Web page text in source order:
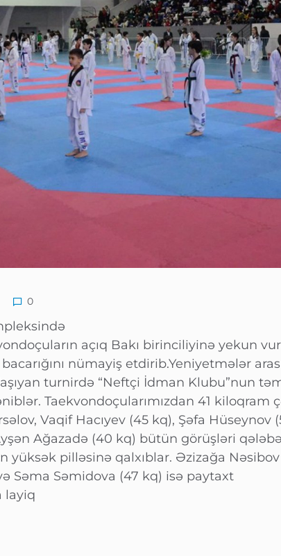
0
açıq Bakı birinciliyinə yekun
nümayiş etdirib.Yeniyetmələr
turnirdə “Neftçi İdman Klubu”nun
Taekvondoçularımızdan 41 kiloqram
Vaqif Hacıyev (45 kq), Şəfa Hüseynov
Ağazadə (40 kq) bütün görüşləri
yüksək pilləsinə qalxıblar. Əzizağa Nəsibov
Səma Səmidova (47 kq) isə paytaxt
layiq